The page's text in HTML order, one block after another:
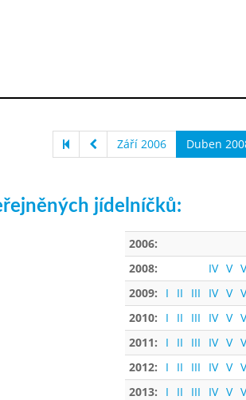
Září 2006 Duben
jídelníčků:
2006:
2008:
IV V
2009:
I II III IV V
2010:
I II III IV V
2011:
I II III IV V
2012:
I II III IV V
2013:
I II III IV V